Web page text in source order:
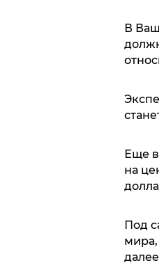
В
Еще в
на
Под
мира,